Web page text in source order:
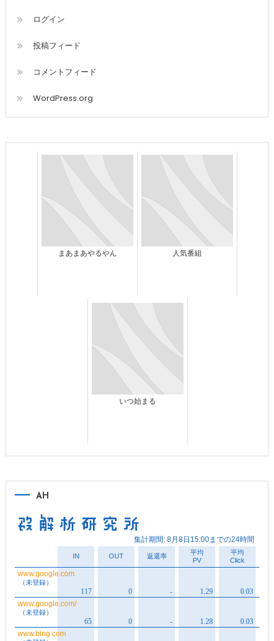
ログイン
投稿フィード
コメントフィード
WordPress.org
まあまあやるやん 人気番組
いつ始まる
AH